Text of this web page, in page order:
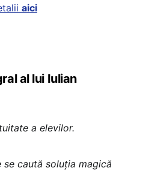
aici
al lui Iulian
a elevilor.
caută soluția magică